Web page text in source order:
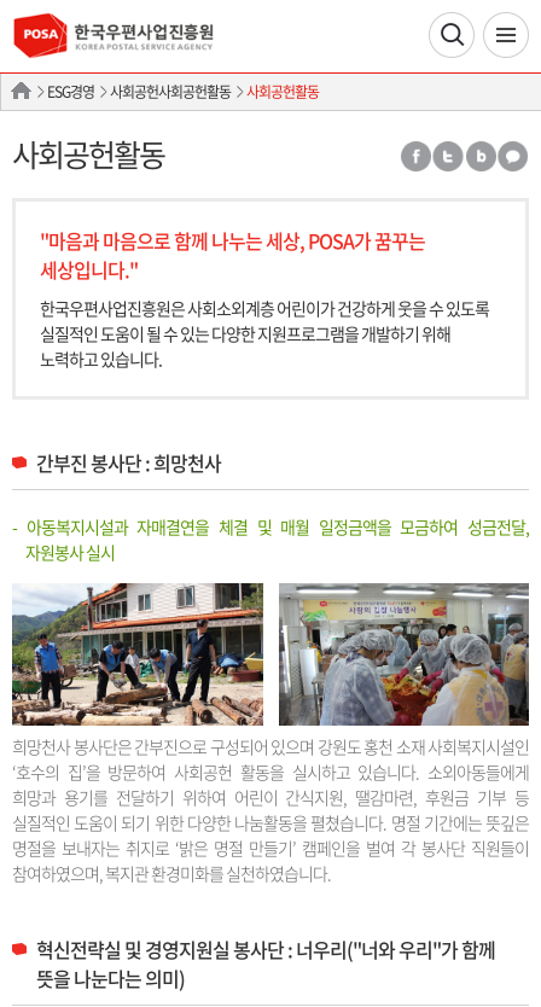
ESG경영 사회공헌사회공헌활동 사회공헌활동
사회공헌활동
"마음과 마음으로 함께 나누는 세상, POSA가 꿈꾸는
세상입니다."
한국우편사업진흥원은 사회소외계층 어린이가 건강하게 웃을 수 있도록
실질적인도움이 될 수 있는 다양한 지원프로그램을 개발하기 위해
노력하고 있습니다.
간부진 봉사단 : 희망천사
- 아동복지시설과 자매결연을 체결 및 매월 일정금액을 모금하여 성금전달,
자원봉사 실시
희망천사 봉사단은 간부진으로 구성되어 있으며 강원도 홍천 소재 사회복지시설인
‘호수의 집’을 방문하여 사회공헌 활동을 실시하고 있습니다. 소외아동들에게
희망과 용기를 전달하기 위하여 어린이 간식지원, 땔감마련, 후원금 기부 등
실질적인 도움이 되기 위한 다양한 나눔활동을 펼쳤습니다. 명절 기간에는 뜻깊은
명절을 보내자는 취지로 ‘밝은 명절 만들기’ 캠페인을 벌여 각 봉사단 직원들이
참여하였으며, 복지관 환경미화를 실천하였습니다.
혁신전략실 및 경영지원실 봉사단 : 너우리("너와 우리"가 함께
뜻을 나눈다는 의미)